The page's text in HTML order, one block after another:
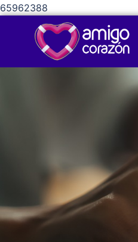
65962388